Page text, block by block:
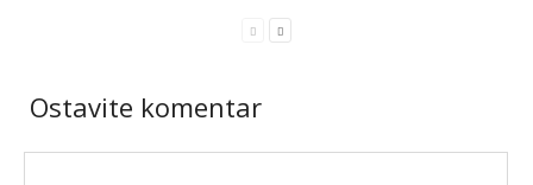
Ostavite komentar